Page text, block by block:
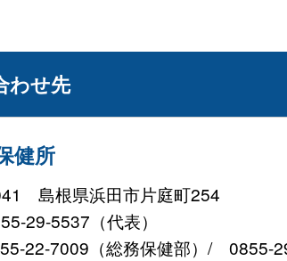
わせ先
健所
島根県浜田市片庭町254
29-5537（代表）
22-7009（総務保健部）/ 0855-